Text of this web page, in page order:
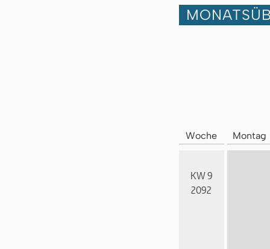
Woche Montag
KW 9
2092